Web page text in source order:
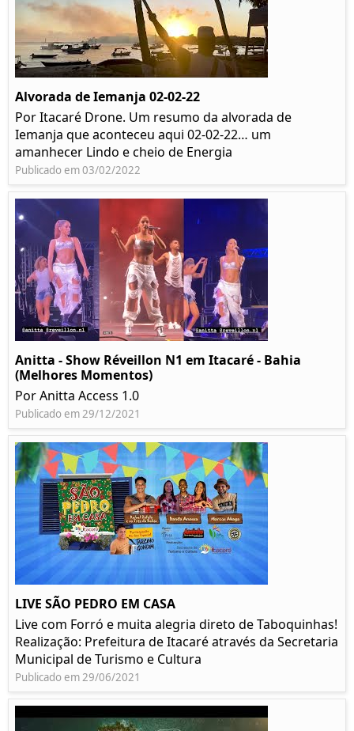
Alvorada de Iemanja 02-02-22
Por Itacaré Drone. Um resumo da alvorada de
Iemanja que aconteceu aqui 02-02-22… um
amanhecer Lindo e cheio de Energia
Publicado em 03/02/2022
Anitta - Show Réveillon N1 em Itacaré - Bahia
(Melhores Momentos)
Por Anitta Access 1.0
Publicado em 29/12/2021
LIVE SÃO PEDRO EM CASA
Live com Forró e muita alegria direto de Taboquinhas!
Realização: Prefeitura de Itacaré através da Secretaria
Municipal de Turismo e Cultura
Publicado em 29/06/2021